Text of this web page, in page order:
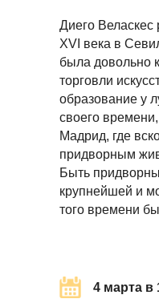
4 марта в
Диего
XVI века в
была довольно
торговли
образование у
своего
Мадрид, где
придворным
Быть
крупнейшей и
того времени